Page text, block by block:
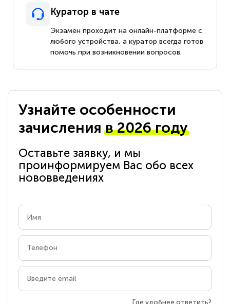
Куратор в чате
Экзамен проходит на онлайн-платформе с
любого устройства, а куратор всегда готов
помочь при возникновении вопросов.
Узнайте особенности
зачисленияв 2026 году
Оставьте заявку, и мы
проинформируем Вас обо всех
нововведениях
Где удобнее ответить?